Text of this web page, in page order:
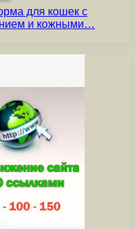
для кошек с
и кожными…